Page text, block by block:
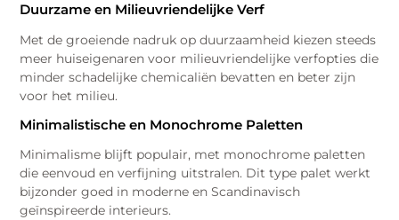
Duurzame en Milieuvriendelijke Verf
Met de groeiende nadruk op duurzaamheid kiezen steeds
meer huiseigenaren voor milieuvriendelijke verfopties die
minder schadelijke chemicaliën bevatten en beter zijn
voor het milieu.
Minimalistische en Monochrome Paletten
Minimalisme blijft populair, met monochrome paletten
die eenvoud en verfijning uitstralen. Dit type palet werkt
bijzonder goed in moderne en Scandinavisch
geïnspireerde interieurs.